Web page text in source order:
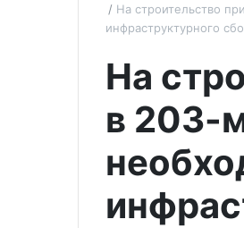
На строительство
инфраструктурного
На
в 203-